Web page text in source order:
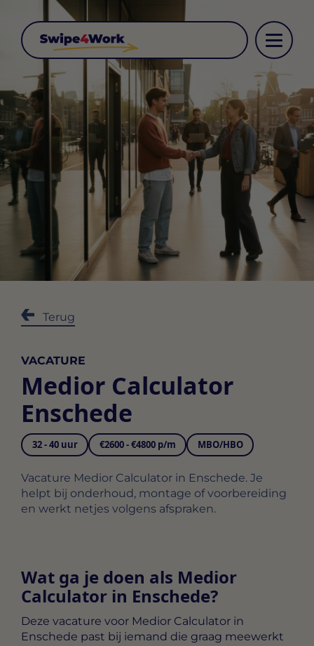
Terug
VACATURE
Medior Calculator
Enschede
32 - 40 uur €2600 - €4800 p/m MBO/HBO
Vacature Medior Calculator in Enschede. Je
helpt bij onderhoud, montage of voorbereiding
en werkt netjes volgens afspraken.
Wat ga je doen als Medior
Calculator in Enschede?
Deze vacature voor Medior Calculator in
Enschede past bij iemand die graag meewerkt